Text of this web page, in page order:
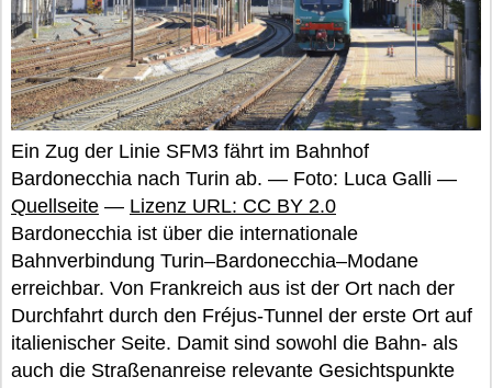
Ein Zug der Linie SFM3 fährt im Bahnhof
Bardonecchia nach Turin ab. — Foto: Luca Galli —
Quellseite — Lizenz URL: CC BY 2.0
Bardonecchia ist über die internationale
Bahnverbindung Turin–Bardonecchia–Modane
erreichbar. Von Frankreich aus ist der Ort nach der
Durchfahrt durch den Fréjus-Tunnel der erste Ort auf
italienischer Seite. Damit sind sowohl die Bahn- als
auch die Straßenanreise relevante Gesichtspunkte